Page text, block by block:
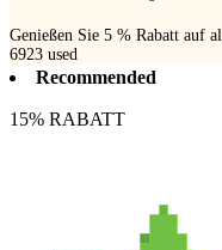
Genießen Sie 5 % Rabatt auf
6923 used
Recommended
15% RABATT